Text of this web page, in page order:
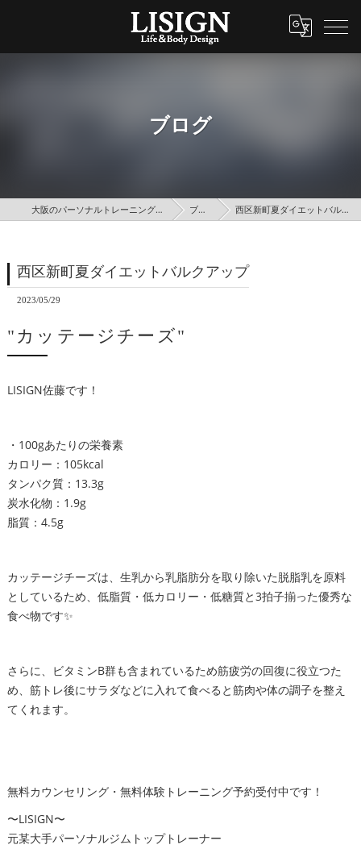
ブログ
大阪のパーソナルトレーニングはLISIGN ブログ 西区新町夏ダイエットバルクアップ
西区新町夏ダイエットバルクアップ
2023/05/29
"カッテージチーズ"
LISIGN佐藤です！
・100gあたりの栄養素
カロリー：105kcal
タンパク質：13.3g
炭水化物：1.9g
脂質：4.5g
カッテージチーズは、生乳から乳脂肪分を取り除いた脱脂乳を原料
としているため、低脂質・低カロリー・低糖質と3拍子揃った優秀な
食べ物です✨
さらに、ビタミンB群も含まれているため筋疲労の回復に役立つた
め、筋トレ後にサラダなどに入れて食べると筋肉や体の調子を整え
てくれます。
無料カウンセリング・無料体験トレーニング予約受付中です！
〜LISIGN〜
元某大手パーソナルジムトップトレーナー